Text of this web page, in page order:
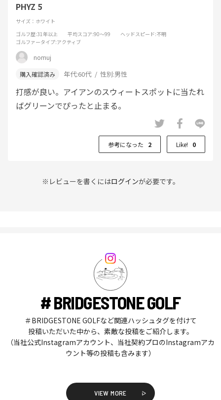
PHYZ 5
サイズ：ホワイト
ゴルフ歴:31年以上 平均スコア:90～99 ヘッドスピード:不明
ゴルファータイプ:アクティブ
nomuj
年代:60代 性別:男性
打感が良い。アイアンのスウィートスポットに当たれ
ばグリーンでぴったと止まる。
参考になった 2 Like! 0
※レビューを書くにはログインが必要です。
# BRIDGESTONE GOLF
＃BRIDGESTONE GOLFなど関連ハッシュタグを付けて
投稿いただいた中から、素敵な投稿をご紹介します。
（当社公式Instagramアカウント、当社契約プロのInstagramアカ
ウント等の投稿も含みます）
VIEW MORE